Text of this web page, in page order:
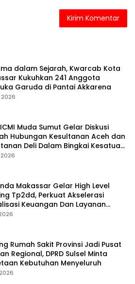
dalam Sejarah, Kwarcab Kota
Kukuhkan 241 Anggota
Garuda di Pantai Akkarena
2026
ICMI Muda Sumut Gelar Diskusi
Hubungan Kesultanan Aceh dan
Deli Dalam Bingkai Kesatuan
Makassar Gelar High Level
Tp2dd, Perkuat Akselerasi
Keuangan Dan Layanan
Rumah Sakit Provinsi Jadi Pusat
Regional, DPRD Sulsel Minta
Kebutuhan Menyeluruh